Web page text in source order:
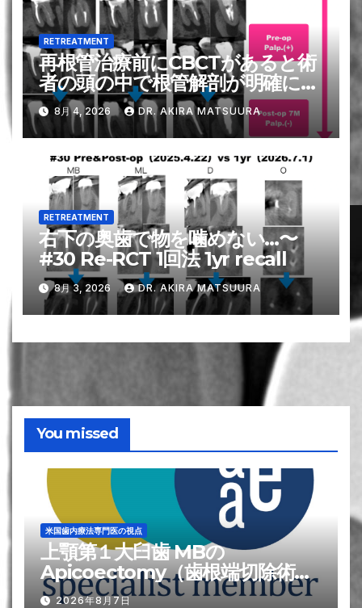
RETREATMENT
再根管治療前にCBCTがあると術
者の頭の中で根管解剖が明確にな
る〜#19 Re-RCTとその7M
recall
8月 4, 2026 DR. AKIRA MATSUURA
RETREATMENT
右下の奥歯で物を噛めない…〜
#30 Re-RCT 1回法 1yr recall
8月 3, 2026 DR. AKIRA MATSUURA
You missed
米国歯内療法専門医の視点
上顎第１大臼歯 MBの
Apicoectomy（歯根端切除術）
が難しい?理由
2026年8月7日